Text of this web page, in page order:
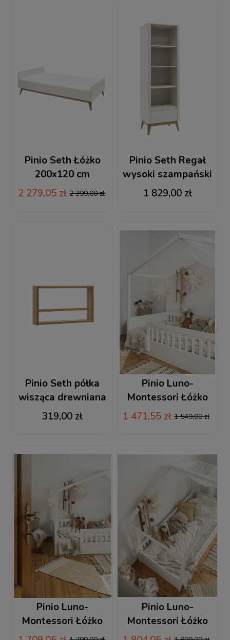
Pinio Seth Łóżko
200x120 cm
szampański
2 279,05 zł 2 399,00 zł
Pinio Seth Regał
wysoki szampański
1 829,00 zł
Pinio Seth półka
wisząca drewniana
319,00 zł
Pinio Luno-
Montessori Łóżko
200x90 cm biały
1 471,55 zł 1 549,00 zł
Pinio Luno-
Montessori Łóżko
200x120 cm biały
Pinio Luno-
Montessori Łóżko
200x140 cm biały